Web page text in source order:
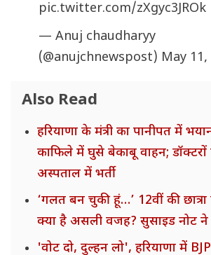
pic.twitter.com/zXgyc3JROk
— Anuj chaudharyy
(@anujchnewspost) May 11,
Also Read
हरियाणा के मंत्री का पानीपत में
काफिले में घुसे बेकाबू वाहन; डॉक्टरों
अस्पताल में भर्ती
‘गलत बन चुकी हूं…’ 12वीं की
क्या है असली वजह? सुसाइड नोट ने
'वोट दो, दुल्हन लो', हरियाणा में